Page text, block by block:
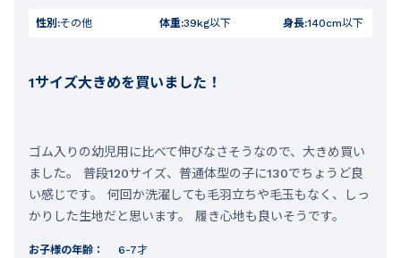
性別:その他 体重:39kg以下 身長:140cm以下
1サイズ大きめを買いました！
ゴム入りの幼児用に比べて伸びなさそうなので、大きめ買い
ました。 普段120サイズ、普通体型の子に130でちょうど良
い感じです。 何回か洗濯しても毛羽立ちや毛玉もなく、しっ
かりした生地だと思います。 履き心地も良いそうです。
お子様の年齢：
6-7才